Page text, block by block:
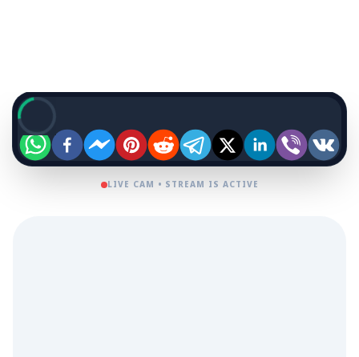
LIVE
LIVE CAM • STREAM IS ACTIVE